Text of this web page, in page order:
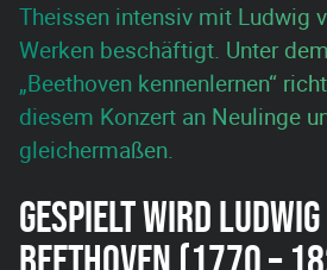
Theissen intensiv mit Ludwig
Werken beschäftigt. Unter
„Beethoven kennenlernen“
diesem Konzert an Neulinge
gleichermaßen.
GESPIELT WIRD